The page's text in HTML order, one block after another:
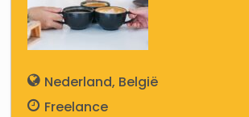
Nederland België
Freelance